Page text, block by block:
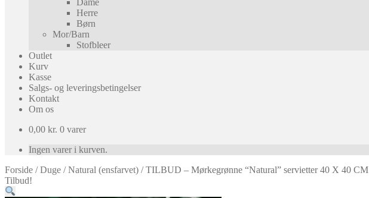
Dame
Herre
Børn
Mor/Barn
Stofbleer
Outlet
Kurv
Kasse
Salgs- og leveringsbetingelser
Kontakt
Om os
0,00 kr. 0 varer
Ingen varer i kurven.
Forside /Duge /Natural (ensfarvet) /TILBUD – Mørkegrønne “Natural” servietter 40 X 40 CM
Tilbud!